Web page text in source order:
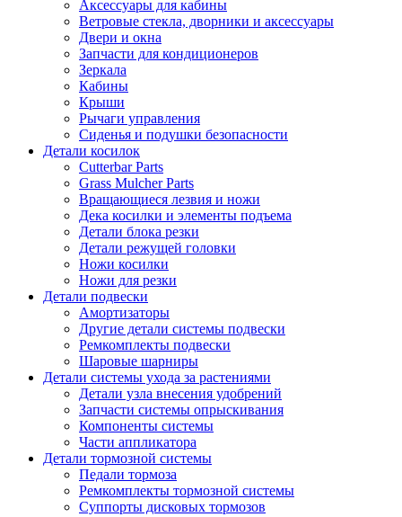
Аксессуары для кабины
Ветровые стекла, дворники и аксессуары
Двери и окна
Запчасти для кондиционеров
Зеркала
Кабины
Крыши
Рычаги управления
Сиденья и подушки безопасности
Детали косилок
Cutterbar Parts
Grass Mulcher Parts
Вращающиеся лезвия и ножи
Дека косилки и элементы подъема
Детали блока резки
Детали режущей головки
Ножи косилки
Ножи для резки
Детали подвески
Амортизаторы
Другие детали системы подвески
Ремкомплекты подвески
Шаровые шарниры
Детали системы ухода за растениями
Детали узла внесения удобрений
Запчасти системы опрыскивания
Компоненты системы
Части аппликатора
Детали тормозной системы
Педали тормоза
Ремкомплекты тормозной системы
Суппорты дисковых тормозов